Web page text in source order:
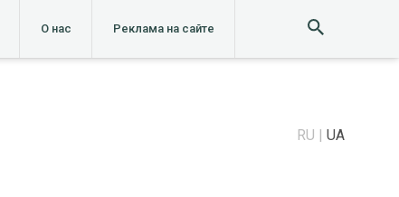
О нас Реклама на сайте
RU UA